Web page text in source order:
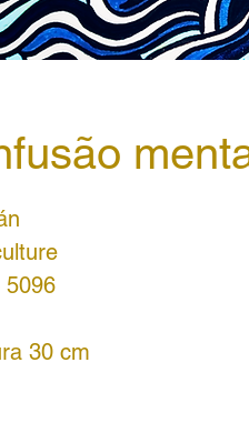
5096
30 cm